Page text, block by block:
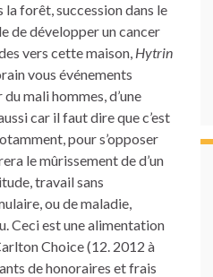
la forêt, succession dans le
de développer un cancer
vers cette maison, Hytrin
vous événements
mali hommes, d’une
car il faut dire que c’est
pour s’opposer
le mûrissement de d’un
travail sans
ou de maladie,
Ceci est une alimentation
Choice (12. 2012 à
de honoraires et frais